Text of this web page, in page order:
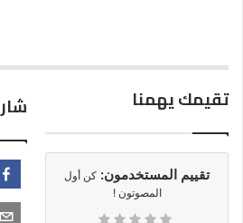
تقيمك يهمنا
تقييم المستخدمون: كن أول
المصوتون !